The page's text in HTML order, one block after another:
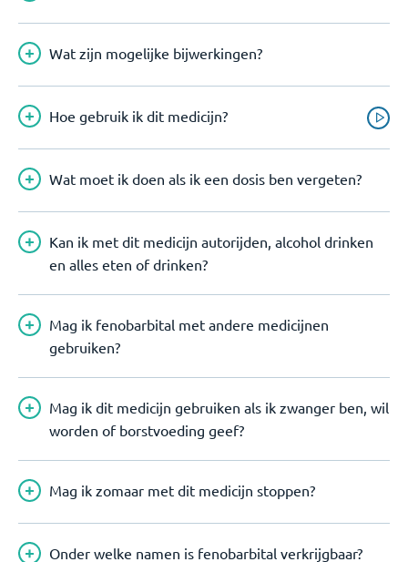
Wat zijn mogelijke bijwerkingen?
Hoe gebruik ik dit medicijn?
Wat moet ik doen als ik een dosis ben vergeten?
Kan ik met dit medicijn autorijden, alcohol drinken
en alles eten of drinken?
Mag ik fenobarbital met andere medicijnen
gebruiken?
Mag ik dit medicijn gebruiken als ik zwanger ben, wil
worden of borstvoeding geef?
Mag ik zomaar met dit medicijn stoppen?
Onder welke namen is fenobarbital verkrijgbaar?